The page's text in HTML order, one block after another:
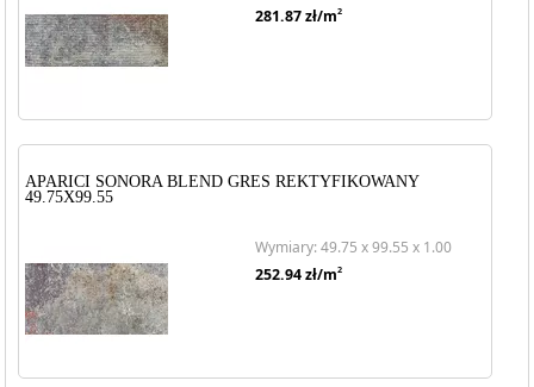
281.87zł/m2
APARICI SONORA BLEND GRES REKTYFIKOWANY
49.75X99.55
Wymiary: 49.75 x 99.55 x 1.00
252.94zł/m2